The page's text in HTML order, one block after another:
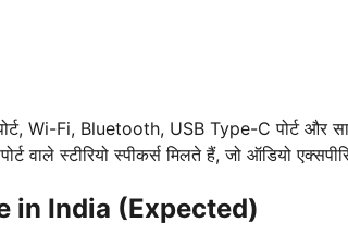
Wi-Fi, Bluetooth, USB Type-C पोर्ट और
स्टीरियो स्पीकर्स मिलते हैं, जो ऑडियो
in India (Expected)